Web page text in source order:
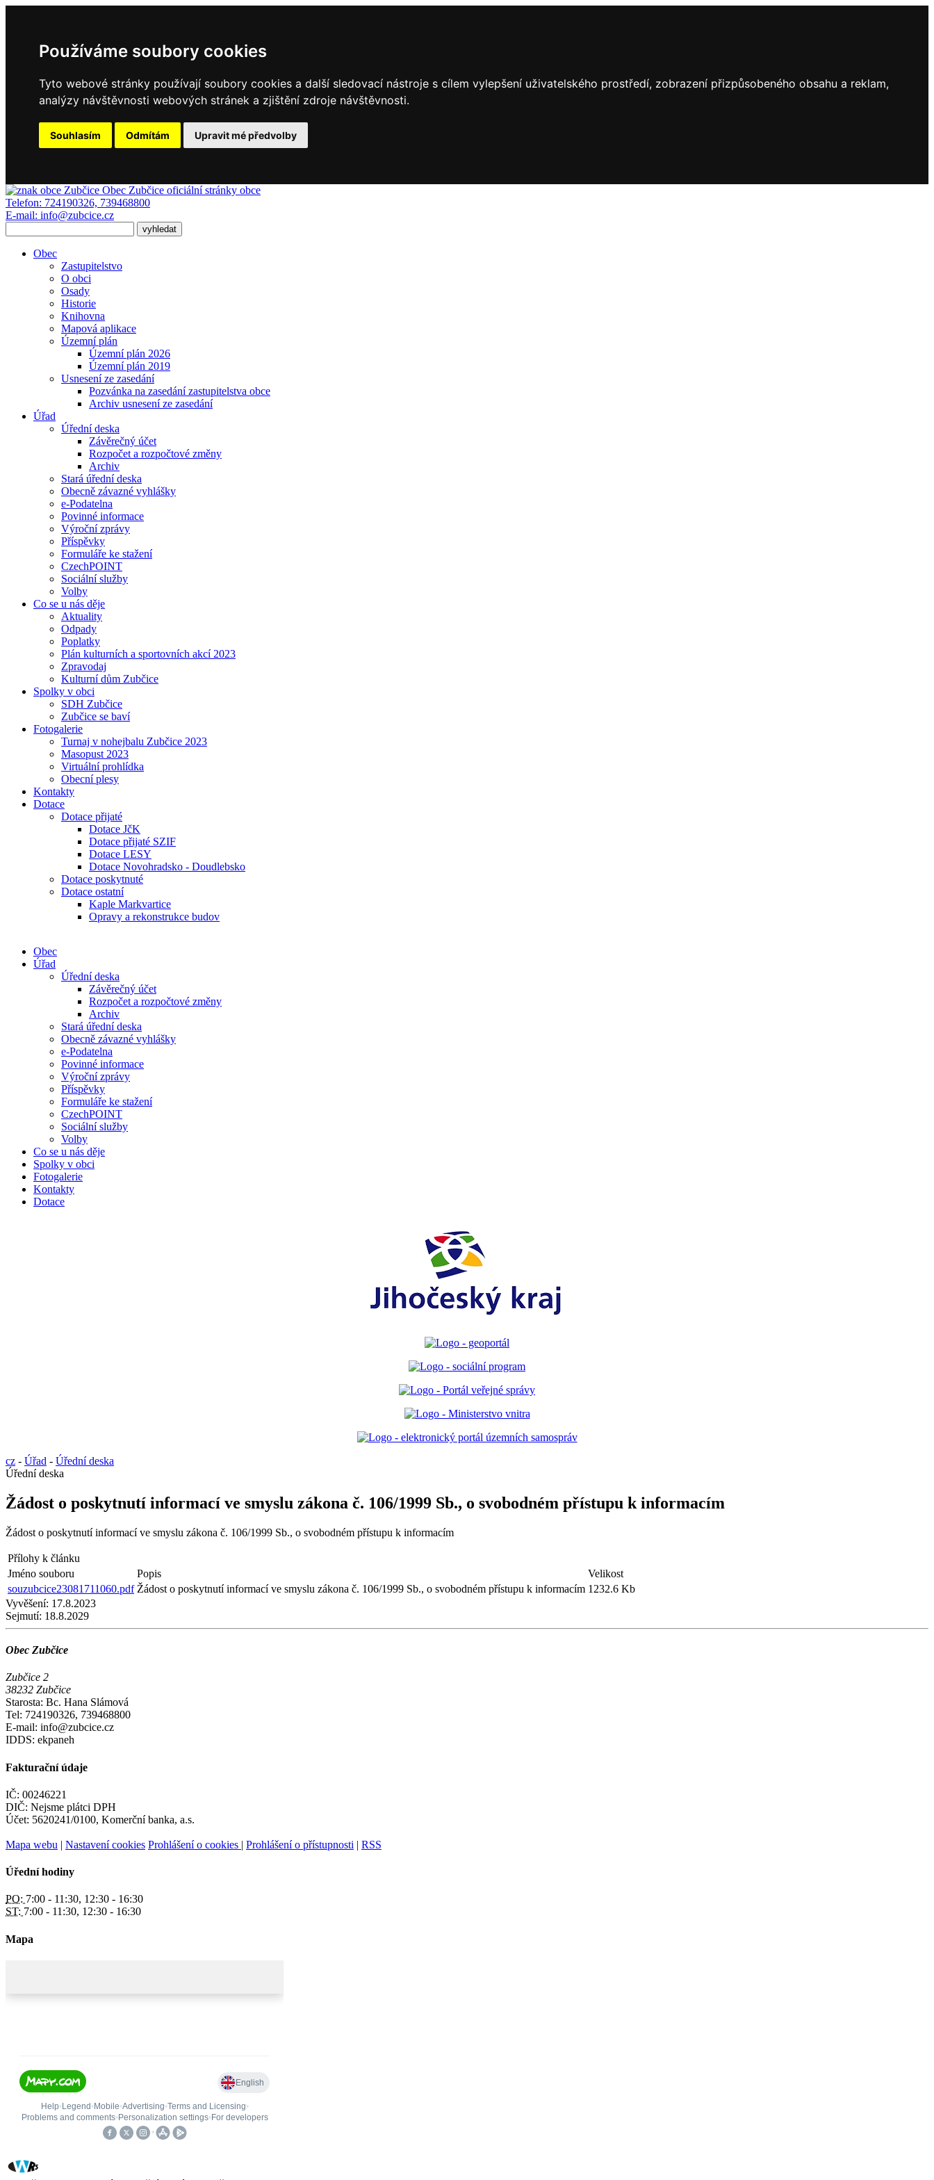
Používáme soubory cookies
Tyto webové stránky používají soubory cookies a další sledovací nástroje s cílem vylepšení uživatelského prostředí, zobrazení přizpůsobeného obsahu a reklam,
analýzy návštěvnosti webových stránek a zjištění zdroje návštěvnosti.
Souhlasím Odmítám Upravit mé předvolby
Obec Zubčice oficiální stránky obce
Telefon: 724190326, 739468800
E-mail: info@zubcice.cz
Obec
Zastupitelstvo
O obci
Osady
Historie
Knihovna
Mapová aplikace
Územní plán
Územní plán 2026
Územní plán 2019
Usnesení ze zasedání
Pozvánka na zasedání zastupitelstva obce
Archiv usnesení ze zasedání
Úřad
Úřední deska
Závěrečný účet
Rozpočet a rozpočtové změny
Archiv
Stará úřední deska
Obecně závazné vyhlášky
e-Podatelna
Povinné informace
Výroční zprávy
Příspěvky
Formuláře ke stažení
CzechPOINT
Sociální služby
Volby
Co se u nás děje
Aktuality
Odpady
Poplatky
Plán kulturních a sportovních akcí 2023
Zpravodaj
Kulturní dům Zubčice
Spolky v obci
SDH Zubčice
Zubčice se baví
Fotogalerie
Turnaj v nohejbalu Zubčice 2023
Masopust 2023
Virtuální prohlídka
Obecní plesy
Kontakty
Dotace
Dotace přijaté
Dotace JčK
Dotace přijaté SZIF
Dotace LESY
Dotace Novohradsko - Doudlebsko
Dotace poskytnuté
Dotace ostatní
Kaple Markvartice
Opravy a rekonstrukce budov
Obec
Úřad
Úřední deska
Závěrečný účet
Rozpočet a rozpočtové změny
Archiv
Stará úřední deska
Obecně závazné vyhlášky
e-Podatelna
Povinné informace
Výroční zprávy
Příspěvky
Formuláře ke stažení
CzechPOINT
Sociální služby
Volby
Co se u nás děje
Spolky v obci
Fotogalerie
Kontakty
Dotace
cz - Úřad - Úřední deska
Úřední deska
Žádost o poskytnutí informací ve smyslu zákona č. 106/1999 Sb., o svobodném přístupu k informacím
Žádost o poskytnutí informací ve smyslu zákona č. 106/1999 Sb., o svobodném přístupu k informacím
Přílohy k článku
Jméno souboru
Popis
Velikost
souzubcice23081711060.pdf Žádost o poskytnutí informací ve smyslu zákona č. 106/1999 Sb., o svobodném přístupu k informacím 1232.6 Kb
Vyvěšení: 17.8.2023
Sejmutí: 18.8.2029
Obec Zubčice
Zubčice 2
38232 Zubčice
Starosta: Bc. Hana Slámová
Tel: 724190326, 739468800
E-mail: info@zubcice.cz
IDDS: ekpaneh
Fakturační údaje
IČ: 00246221
DIČ: Nejsme plátci DPH
Účet: 5620241/0100, Komerční banka, a.s.
Mapa webu | Nastavení cookies Prohlášení o cookies | Prohlášení o přístupnosti | RSS
Úřední hodiny
PO: 7:00 - 11:30, 12:30 - 16:30
ST: 7:00 - 11:30, 12:30 - 16:30
Mapa